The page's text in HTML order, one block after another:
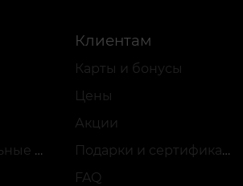
Благотворительные проекты
Клиентам
Карты и бонусы
Цены
Акции
Подарки и сертификаты
FAQ